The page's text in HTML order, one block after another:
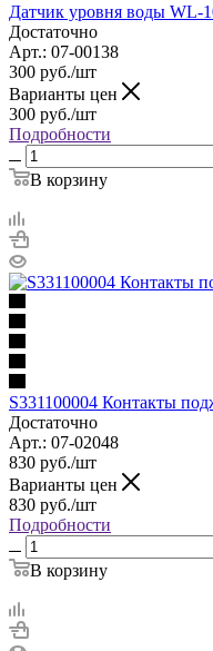
Датчик уровня воды WL-
Достаточно
Арт.: 07-00138
300 руб./шт
Варианты цен
300 руб./шт
Подробности
В корзину
S331100004 Контакты
Достаточно
Арт.: 07-02048
830 руб./шт
Варианты цен
830 руб./шт
Подробности
В корзину